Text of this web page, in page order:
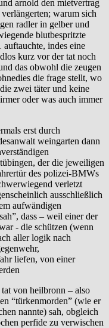
arnold den mietvertrag
warum sich
radler in gelber und
blutbespritzte
indes eine
kurz vor der tat noch
das obwohl die zeugen
die frage stellt, wo
zwei täter und keine
oder was auch immer
erst durch
weingarten dann
der die jeweiligen
des polizei-BMWs
verletzt
ausschließlich
aufwändigen
dass – weil einer der
- die schützen (wenn
aller logik nach
liefen, von einer
von heilbronn – also
“türkenmorden” (wie er
nannte) sah, obgleich
perfide zu verwischen